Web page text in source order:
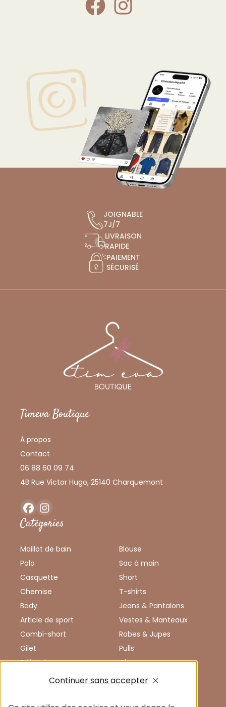
JOIGNABLE
7J/7
LIVRAISON
RAPIDE
PAIEMENT
SÉCURISÉ
Timeva Boutique
À propos
Contact
06 88 60 09 74
4B Rue Victor Hugo, 25140 Charquemont
FacebookInstagram
Catégories
Maillot de bain
Polo
Casquette
Chemise
Body
Article de sport
Combi-short
Gilet
Débardeur
Combinaison
Chemisier
Blouse
Sac à main
Short
T-shirts
Jeans & Pantalons
Vestes & Manteaux
Robes & Jupes
Pulls
Chaussures
Enfants
Femmes
Continuer sans accepter